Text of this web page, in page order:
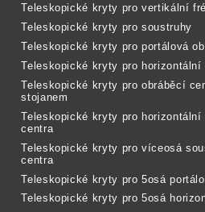
Teleskopické kryty pro vertikální
Teleskopické kryty pro soustruhy
Teleskopické kryty pro portálová
Teleskopické kryty pro horizontální
Teleskopické kryty pro obráběcí
stojanem
Teleskopické kryty pro
centra
Teleskopické kryty pro víceosá
centra
Teleskopické kryty pro 5osá
Teleskopické kryty pro 5osá